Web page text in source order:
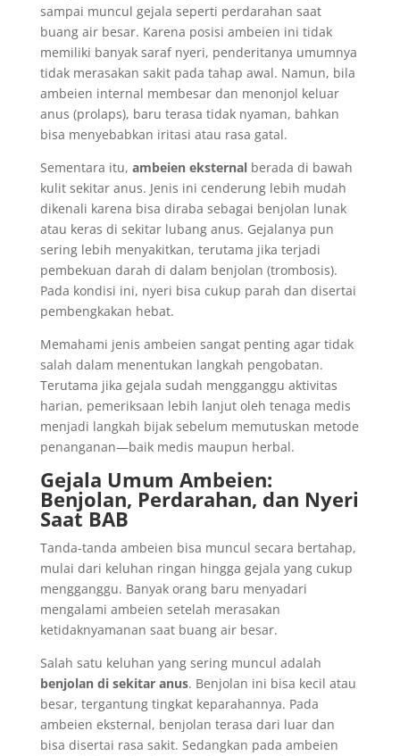
sampai muncul gejala seperti perdarahan saat
buang air besar. Karena posisi ambeien ini tidak
memiliki banyak saraf nyeri, penderitanya umumnya
tidak merasakan sakit pada tahap awal. Namun, bila
ambeien internal membesar dan menonjol keluar
anus (prolaps), baru terasa tidak nyaman, bahkan
bisa menyebabkan iritasi atau rasa gatal.
Sementara itu, ambeien eksternalberada di bawah
kulit sekitar anus. Jenis ini cenderung lebih mudah
dikenali karena bisa diraba sebagai benjolan lunak
atau keras di sekitar lubang anus. Gejalanya pun
sering lebih menyakitkan, terutama jika terjadi
pembekuan darah di dalam benjolan (trombosis).
Pada kondisi ini, nyeri bisa cukup parah dan disertai
pembengkakan hebat.
Memahami jenis ambeien sangat penting agar tidak
salah dalam menentukan langkah pengobatan.
Terutama jika gejala sudah mengganggu aktivitas
harian, pemeriksaan lebih lanjut oleh tenaga medis
menjadi langkah bijak sebelum memutuskan metode
penanganan—baik medis maupun herbal.
Gejala Umum Ambeien:
Benjolan, Perdarahan, dan Nyeri
Saat BAB
Tanda-tanda ambeien bisa muncul secara bertahap,
mulai dari keluhan ringan hingga gejala yang cukup
mengganggu. Banyak orang baru menyadari
mengalami ambeien setelah merasakan
ketidaknyamanan saat buang air besar.
Salah satu keluhan yang sering muncul adalah
benjolan di sekitar anus. Benjolan ini bisa kecil atau
besar, tergantung tingkat keparahannya. Pada
ambeien eksternal, benjolan terasa dari luar dan
bisa disertai rasa sakit. Sedangkan pada ambeien